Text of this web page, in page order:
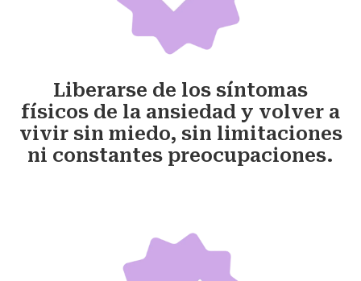
Liberarse de los síntomas
físicos de la ansiedad y volver a
vivir sin miedo, sin limitaciones
ni constantes preocupaciones.